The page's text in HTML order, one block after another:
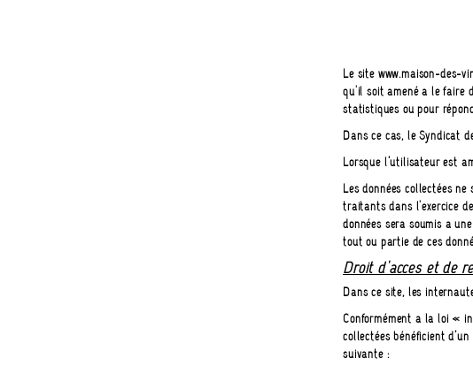
Le site www.maison-des-
qu'il soit amené à le faire
statistiques ou pour
Dans ce cas, le Syndicat
Lorsque l’utilisateur est
Les données collectées
traitants dans l'exercice
données sera soumis à
tout ou partie de ces
Droit d'accès et de
Dans ce site, les
Conformément à la loi «
collectées bénéficient
suivante :